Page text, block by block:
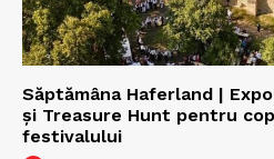
Săptămâna Haferland |
şi Treasure Hunt pentru
festivalului